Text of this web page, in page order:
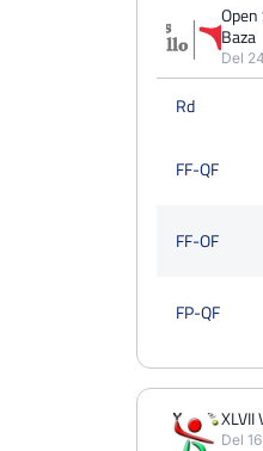
Baza
Del
Rd
FF-QF
FF-OF
FP-QF
XLVII
Del